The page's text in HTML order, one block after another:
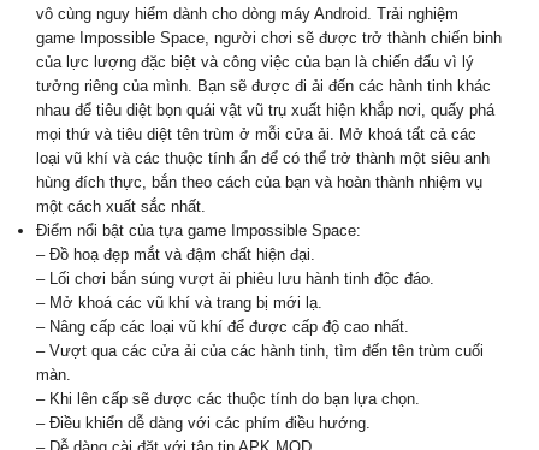
vô cùng nguy hiểm dành cho dòng máy Android. Trải nghiệm
game Impossible Space, người chơi sẽ được trở thành chiến binh
của lực lượng đặc biệt và công việc của bạn là chiến đấu vì lý
tưởng riêng của mình. Bạn sẽ được đi ải đến các hành tinh khác
nhau để tiêu diệt bọn quái vật vũ trụ xuất hiện khắp nơi, quấy phá
mọi thứ và tiêu diệt tên trùm ở mỗi cửa ải. Mở khoá tất cả các
loại vũ khí và các thuộc tính ẩn để có thể trở thành một siêu anh
hùng đích thực, bắn theo cách của bạn và hoàn thành nhiệm vụ
một cách xuất sắc nhất.
Điểm nổi bật của tựa game Impossible Space:
– Đồ hoạ đẹp mắt và đậm chất hiện đại.
– Lối chơi bắn súng vượt ải phiêu lưu hành tinh độc đáo.
– Mở khoá các vũ khí và trang bị mới lạ.
– Nâng cấp các loại vũ khí để được cấp độ cao nhất.
– Vượt qua các cửa ải của các hành tinh, tìm đến tên trùm cuối
màn.
– Khi lên cấp sẽ được các thuộc tính do bạn lựa chọn.
– Điều khiển dễ dàng với các phím điều hướng.